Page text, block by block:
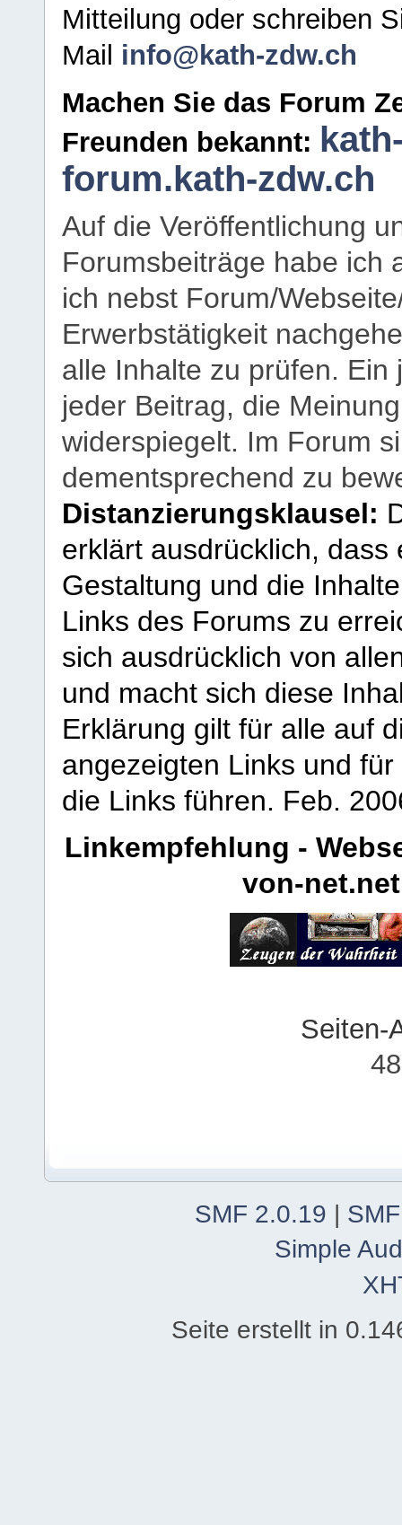
Mitteilung oder schreiben
Mail info@kath-zdw.ch
Machen Sie das Forum
Freunden bekannt:
forum.kath-zdw.ch
Auf die Veröffentlichung
Forumsbeiträge habe ich
ich nebst Forum/
Erwerbstätigkeit
alle Inhalte zu prüfen.
jeder Beitrag, die
widerspiegelt. Im Forum
dementsprechend zu
Distanzierungsklausel:
erklärt ausdrücklich,
Gestaltung und die
Links des Forums zu
sich ausdrücklich von
und macht sich diese
Erklärung gilt für alle auf
angezeigten Links und
die Links führen. Feb.
Linkempfehlung -
von-net.net
Seiten-
SMF 2.0.19 |
Simple
Seite erstellt in